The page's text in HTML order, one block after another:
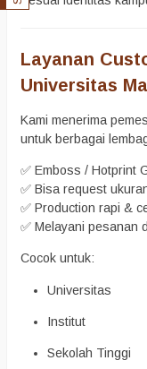
Layanan
Universitas
Kami menerima
untuk berbagai
✅ Emboss / Hotprint
✅ Bisa request
✅ Production rapi &
✅ Melayani pesanan
Cocok untuk:
Universitas
Institut
Sekolah Tinggi